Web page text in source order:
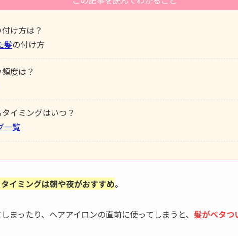
け方は？
髪の付け方
度は？
イミングはいつ？
一覧
イミングは朝や夜がおすすめ。
まったり、ヘアアイロンの直前に使ってしまうと、 髪がベタつ